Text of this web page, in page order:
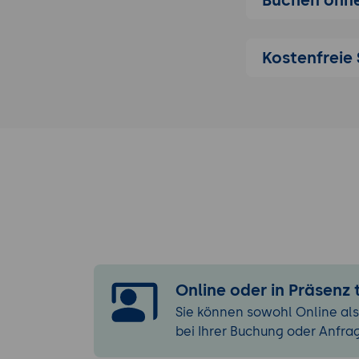
Integrität,
Kostenfreie
Online oder in Präsenz
Sie können sowohl Online
bei Ihrer Buchung oder